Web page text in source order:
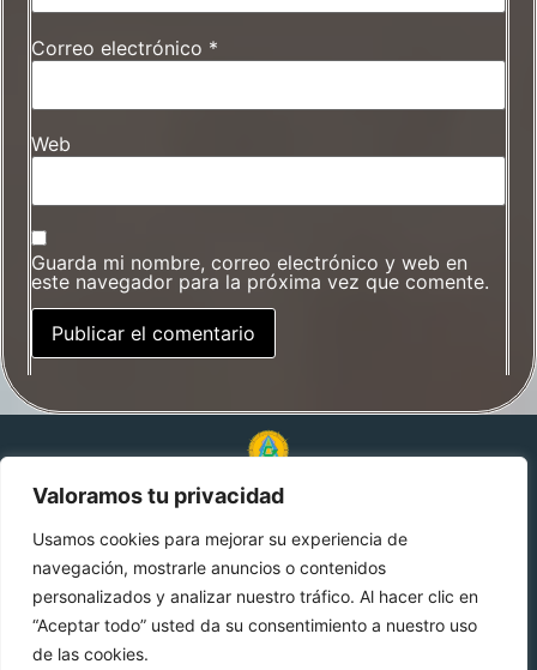
Valoramos tu privacidad
Usamos cookies para mejorar su experiencia de
navegación, mostrarle anuncios o contenidos
personalizados y analizar nuestro tráfico. Al hacer clic en
“Aceptar todo” usted da su consentimiento a nuestro uso
de las cookies.
Correo electrónico *
Web
Guarda mi nombre, correo electrónico y web en
este navegador para la próxima vez que comente.
© 2024 Alquimia Genética. Todos los derechos
reservados.
Aviso de privacidad